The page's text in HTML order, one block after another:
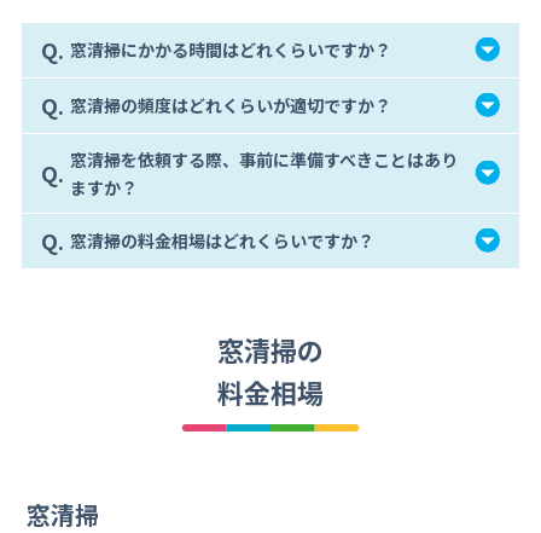
Q. 窓清掃にかかる時間はどれくらいですか？
Q. 窓清掃の頻度はどれくらいが適切ですか？
Q. 窓清掃を依頼する際、事前に準備すべきことはあり
ますか？
Q. 窓清掃の料金相場はどれくらいですか？
窓清掃の
料金相場
窓清掃